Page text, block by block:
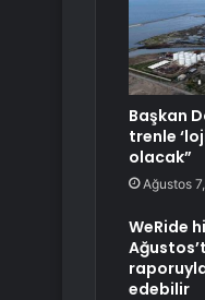
Başkan
trenle
olacak”
Ağustos
WeRide
edebilir